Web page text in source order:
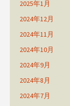
2025年1月
2024年12月
2024年11月
2024年10月
2024年9月
2024年8月
2024年7月